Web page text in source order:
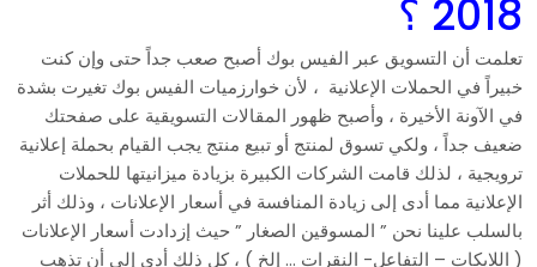
2018 ؟
تعلمت أن التسويق عبر الفيس بوك أصبح صعب جداً حتى وإن كنت
خبيراً في الحملات الإعلانية ، لأن خوارزميات الفيس بوك تغيرت بشدة
في الآونة الأخيرة ، وأصبح ظهور المقالات التسويقية على صفحتك
ضعيف جداً ، ولكي تسوق لمنتج أو تبيع منتج يجب القيام بحملة إعلانية
ترويجية ، لذلك قامت الشركات الكبيرة بزيادة ميزانيتها للحملات
الإعلانية مما أدى إلى زيادة المنافسة في أسعار الإعلانات ، وذلك أثر
بالسلب علينا نحن ” المسوقين الصغار ” حيث إزدادت أسعار الإعلانات
( اللايكات – التفاعل- النقرات … إلخ ) ، كل ذلك أدى إلى أن تذهب